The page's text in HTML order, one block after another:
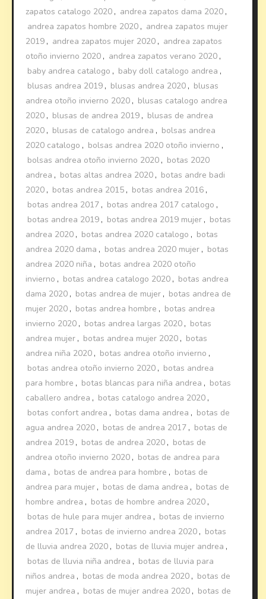
zapatos catalogo 2020 , andrea zapatos dama 2020 ,
andrea zapatos hombre 2020 , andrea zapatos mujer
2019 , andrea zapatos mujer 2020 , andrea zapatos
otoño invierno 2020 , andrea zapatos verano 2020 ,
baby andrea catalogo , baby doll catalogo andrea ,
blusas andrea 2019 , blusas andrea 2020 , blusas
andrea otoño invierno 2020 , blusas catalogo andrea
2020 , blusas de andrea 2019 , blusas de andrea
2020 , blusas de catalogo andrea , bolsas andrea
2020 catalogo , bolsas andrea 2020 otoño invierno ,
bolsas andrea otoño invierno 2020 , botas 2020
andrea , botas altas andrea 2020 , botas andre badi
2020 , botas andrea 2015 , botas andrea 2016 ,
botas andrea 2017 , botas andrea 2017 catalogo ,
botas andrea 2019 , botas andrea 2019 mujer , botas
andrea 2020 , botas andrea 2020 catalogo , botas
andrea 2020 dama , botas andrea 2020 mujer , botas
andrea 2020 niña , botas andrea 2020 otoño
invierno , botas andrea catalogo 2020 , botas andrea
dama 2020 , botas andrea de mujer , botas andrea de
mujer 2020 , botas andrea hombre , botas andrea
invierno 2020 , botas andrea largas 2020 , botas
andrea mujer , botas andrea mujer 2020 , botas
andrea niña 2020 , botas andrea otoño invierno ,
botas andrea otoño invierno 2020 , botas andrea
para hombre , botas blancas para niña andrea , botas
caballero andrea , botas catalogo andrea 2020 ,
botas confort andrea , botas dama andrea , botas de
agua andrea 2020 , botas de andrea 2017 , botas de
andrea 2019 , botas de andrea 2020 , botas de
andrea otoño invierno 2020 , botas de andrea para
dama , botas de andrea para hombre , botas de
andrea para mujer , botas de dama andrea , botas de
hombre andrea , botas de hombre andrea 2020 ,
botas de hule para mujer andrea , botas de invierno
andrea 2017 , botas de invierno andrea 2020 , botas
de lluvia andrea 2020 , botas de lluvia mujer andrea ,
botas de lluvia niña andrea , botas de lluvia para
niños andrea , botas de moda andrea 2020 , botas de
mujer andrea , botas de mujer andrea 2020 , botas de